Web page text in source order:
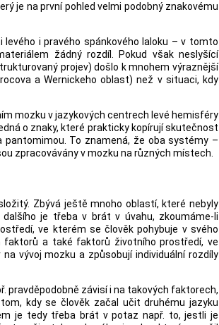
je na první pohled velmi podobný znakovému
i pravého spánkového laloku – v tomto
žádný rozdíl. Pokud však neslyšící
projev) došlo k mnohem výraznější
a Wernickeho oblast) než v situaci, kdy
mozku v jazykových centrech levé hemisféry
o znaky, které prakticky kopírují skutečnost
To znamená, že oba systémy –
zpracovávány v mozku na různých místech.
Zbývá ještě mnoho oblastí, které nebyly
je třeba v brát v úvahu, zkoumáme-li
ve kterém se člověk pohybuje v svého
a také faktorů životního prostředí, ve
vývoj mozku a způsobují individuální rozdíly
pravděpodobně závisí i na takových faktorech,
kdy se člověk začal učit druhému jazyku
je tedy třeba brát v potaz např. to, jestli je